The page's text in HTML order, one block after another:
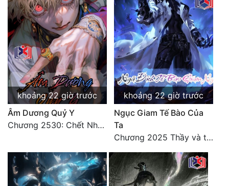
khoảng 22 giờ trước
Âm Dương Quỷ Y
Chương 2530: Chết Như Thế Nào
khoảng 22 giờ trước
Ngục Giam Tế Bào Của
Ta
Chương 2025 Thầy và trò